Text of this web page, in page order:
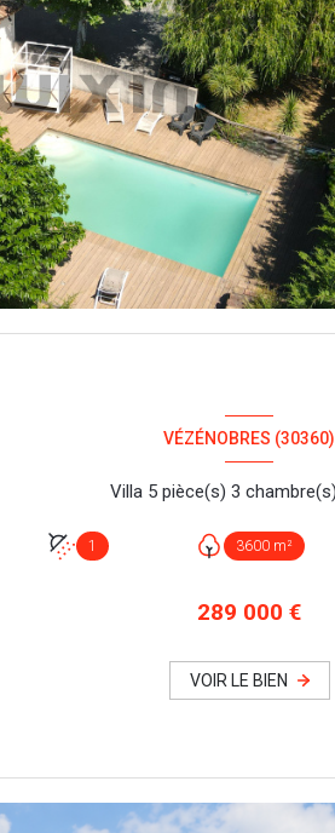
VÉZÉNOBRES (30360)
1 3600 m²
289 000 €
VOIR LE BIEN